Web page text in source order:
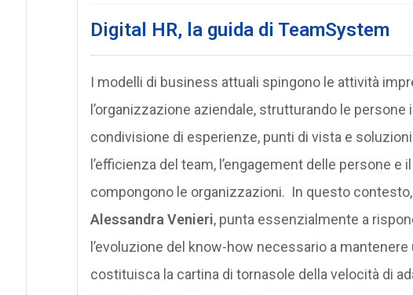
Digital HR, la guida di TeamSystem
I modelli di business attuali spingono le attività
l’organizzazione aziendale, strutturando le
condivisione di esperienze, punti di vista e
l’efficienza del team, l’engagement delle persone
compongono le organizzazioni. In questo
Alessandra Venieri, punta essenzialmente a
l’evoluzione del know-how necessario a
costituisca la cartina di tornasole della velocità di